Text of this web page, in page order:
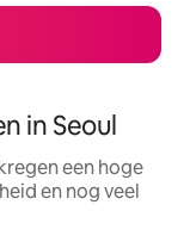
in Seoul
een hoge
en nog veel